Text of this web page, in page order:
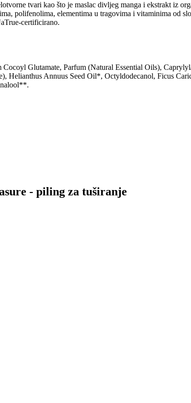
tvari kao što je maslac divljeg manga i ekstrakt iz
polifenolima, elementima u tragovima i vitaminima od
certificirano.
Glutamate, Parfum (Natural Essential Oils),
Helianthus Annuus Seed Oil*, Octyldodecanol, Ficus
- piling za tuširanje